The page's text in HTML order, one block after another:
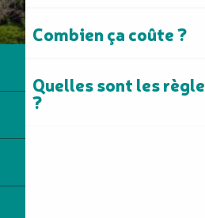
Combien ça coûte ?
Quelles sont les
?